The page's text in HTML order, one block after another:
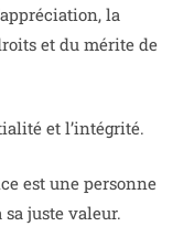
la
et du mérite de
et l’intégrité.
est une personne
juste valeur.